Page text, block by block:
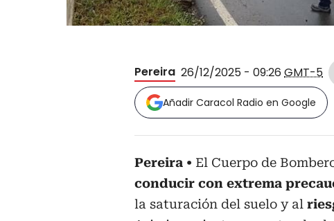
Pereira 26/12/2025 - 09:26 GMT-5
Añadir Caracol Radio en Google
Pereira
El Cuerpo de
conducir con extrema
la saturación del suelo y al